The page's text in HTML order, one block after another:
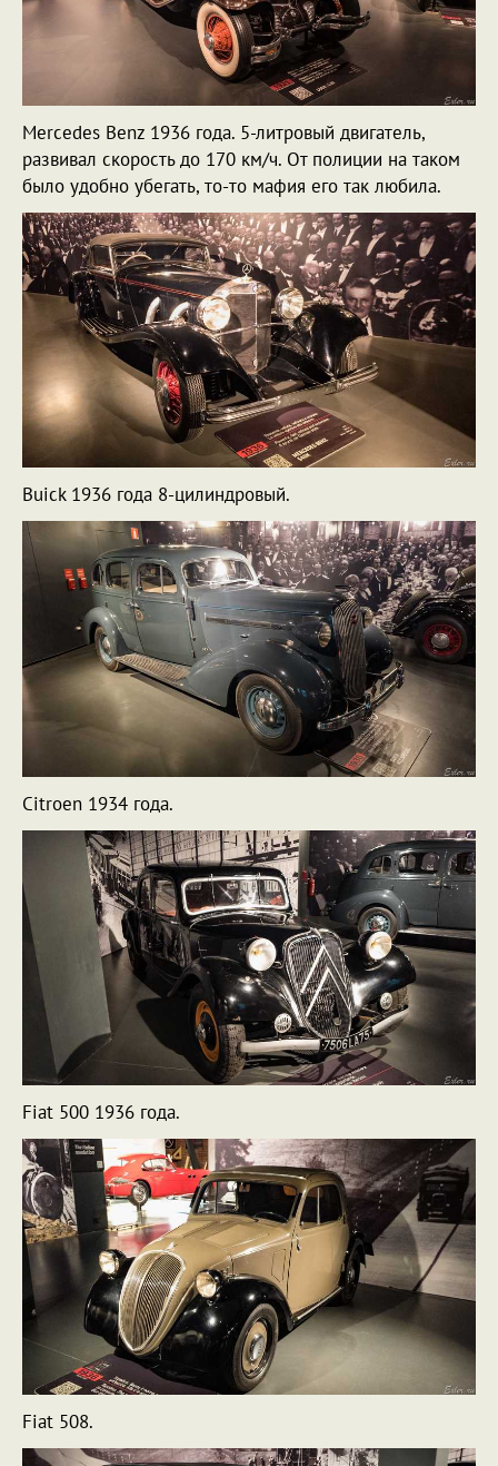
Mercedes Benz 1936 года. 5-литровый двигатель,
развивал скорость до 170 км/ч. От полиции на таком
было удобно убегать, то-то мафия его так любила.
Buick 1936 года 8-цилиндровый.
Citroen 1934 года.
Fiat 500 1936 года.
Fiat 508.